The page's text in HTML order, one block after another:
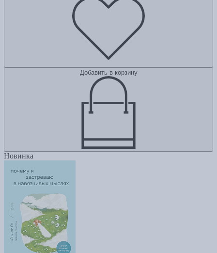
Добавить в корзину
Новинка